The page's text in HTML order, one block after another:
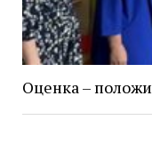
Оценка –